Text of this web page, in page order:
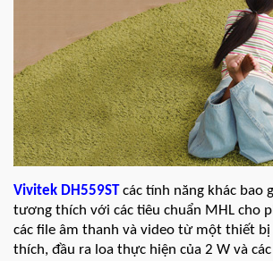
Vivitek DH559STcác tính năng khác bao
tương thích với các tiêu chuẩn MHL cho
các file âm thanh và video từ một thiết
thích, đầu ra loa thực hiện của 2 W và